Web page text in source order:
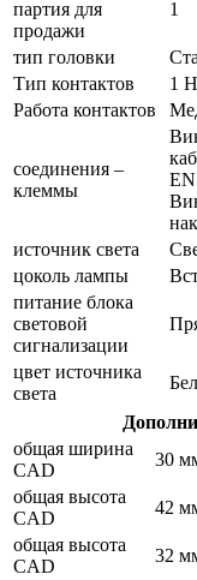
партия для
продажи
1
тип головки
Тип контактов
1
Работа контактов
соединения –
клеммы
EN
источник света
цоколь лампы
питание блока
световой
сигнализации
цвет источника
света
общая ширина
CAD
30
общая высота
CAD
42
общая высота
CAD
32